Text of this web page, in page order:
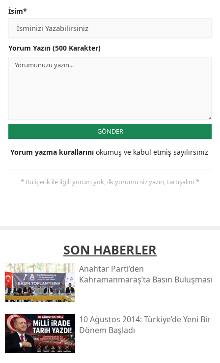
İsim*
Yorum Yazın (500 Karakter)
GÖNDER
Yorum yazma kurallarını okumuş ve kabul etmiş sayılırsınız
* Bu içerik ile ilgili yorum yok, ilk yorumu siz yazın, tartışalım *
SON HABERLER
Anahtar Parti’den
Kahramanmaraş’ta Basın Buluşması
10 Ağustos 2014: Türkiye’de Yeni Bir
Dönem Başladı